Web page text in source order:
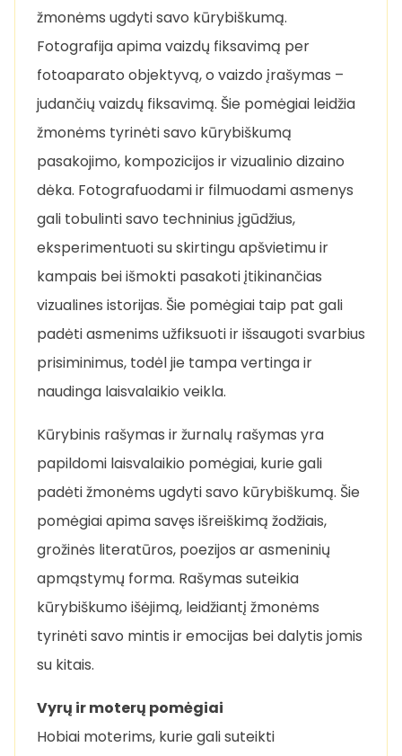
žmonėms ugdyti savo kūrybiškumą.
Fotografija apima vaizdų fiksavimą per
fotoaparato objektyvą, o vaizdo įrašymas –
judančių vaizdų fiksavimą. Šie pomėgiai leidžia
žmonėms tyrinėti savo kūrybiškumą
pasakojimo, kompozicijos ir vizualinio dizaino
dėka. Fotografuodami ir filmuodami asmenys
gali tobulinti savo techninius įgūdžius,
eksperimentuoti su skirtingu apšvietimu ir
kampais bei išmokti pasakoti įtikinančias
vizualines istorijas. Šie pomėgiai taip pat gali
padėti asmenims užfiksuoti ir išsaugoti svarbius
prisiminimus, todėl jie tampa vertinga ir
naudinga laisvalaikio veikla.
Kūrybinis rašymas ir žurnalų rašymas yra
papildomi laisvalaikio pomėgiai, kurie gali
padėti žmonėms ugdyti savo kūrybiškumą. Šie
pomėgiai apima savęs išreiškimą žodžiais,
grožinės literatūros, poezijos ar asmeninių
apmąstymų forma. Rašymas suteikia
kūrybiškumo išėjimą, leidžiantį žmonėms
tyrinėti savo mintis ir emocijas bei dalytis jomis
su kitais.
Vyrų ir moterų pomėgiai
Hobiai moterims, kurie gali suteikti